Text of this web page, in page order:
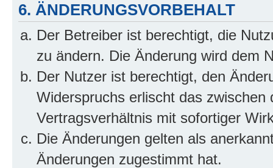
6. ÄNDERUNGSVORBEHALT
Der Betreiber ist berechtigt, die
zu ändern. Die Änderung wird dem
Der Nutzer ist berechtigt, den
Widerspruchs erlischt das
Vertragsverhältnis mit sofortiger
Die Änderungen gelten als
Änderungen zugestimmt hat.